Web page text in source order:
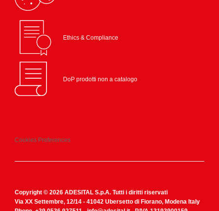
Ethics & Compliance
DoP prodotti non a catalogo
Cookies Preferences
Copyright © 2026 ADESITAL S.p.A. Tutti i diritti riservati
Via XX Settembre, 12/14 - 41042 Ubersetto di Fiorano, Modena Italy